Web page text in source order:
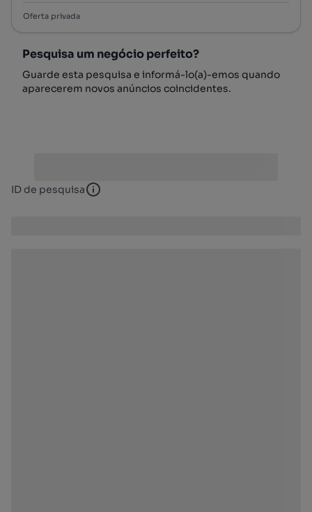
Oferta privada
Pesquisa um negócio perfeito?
Guarde esta pesquisa e informá-lo(a)-emos quando
aparecerem novos anúncios coincidentes.
ID de pesquisa ID de pesquisa